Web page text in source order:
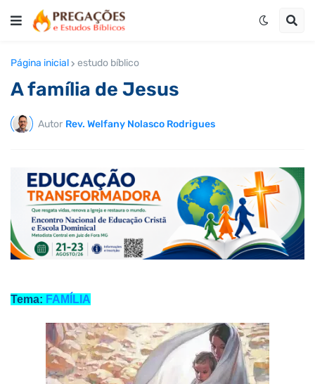
Página inicial estudo bíblico
A família de Jesus
Autor Rev. Welfany Nolasco Rodrigues
Tema: FAMÍLIA